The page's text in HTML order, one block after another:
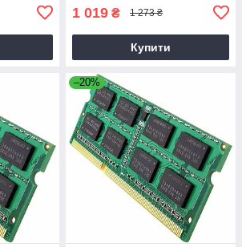
1 019 ₴ 1 273 ₴
Купити
–20%